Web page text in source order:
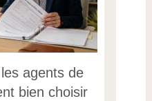
agents de
bien choisir